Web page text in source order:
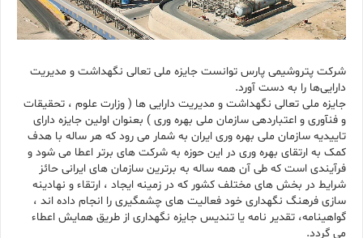
شرکت پتروشیمی پارس توانست جایزه ملی تعالی نگهداشت و مدیریت
دارایی‌ها را به دست آورد.
جایزه ملی تعالی نگهداشت و مدیریت دارایی ها ( وزارت علوم ، تحقیقات
و فنآوری و اعتباردهی سازمان ملی بهره وری ) بعنوان اولین جایزه دارای
تاییدیه سازمان ملی بهره وری ایران به شمار می رود که هر ساله با هدف
کمک به ارتقای بهره وری در این حوزه به شرکت های برتر اعطا می شود و
فرآیندی است که طی آن همه ساله به برترین سازمان های ایرانی حائز
شرایط در بخش های مختلف کشور که در زمینه ایجاد ، ارتقاء و نهادینه
سازی فرهنگ نگهداری خود فعالیت های چشمگیری را انجام داده اند ،
گواهینامه، تقدیر نامه یا تندیس جایزه نگهداری از طریق همایش اعطاء
می گردد.